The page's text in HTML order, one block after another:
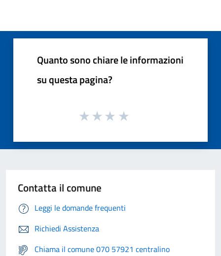
Quanto sono chiare le informazioni
su questa pagina?
Contatta il comune
Leggi le domande frequenti
Richiedi Assistenza
Chiama il comune 070 57921 centralino